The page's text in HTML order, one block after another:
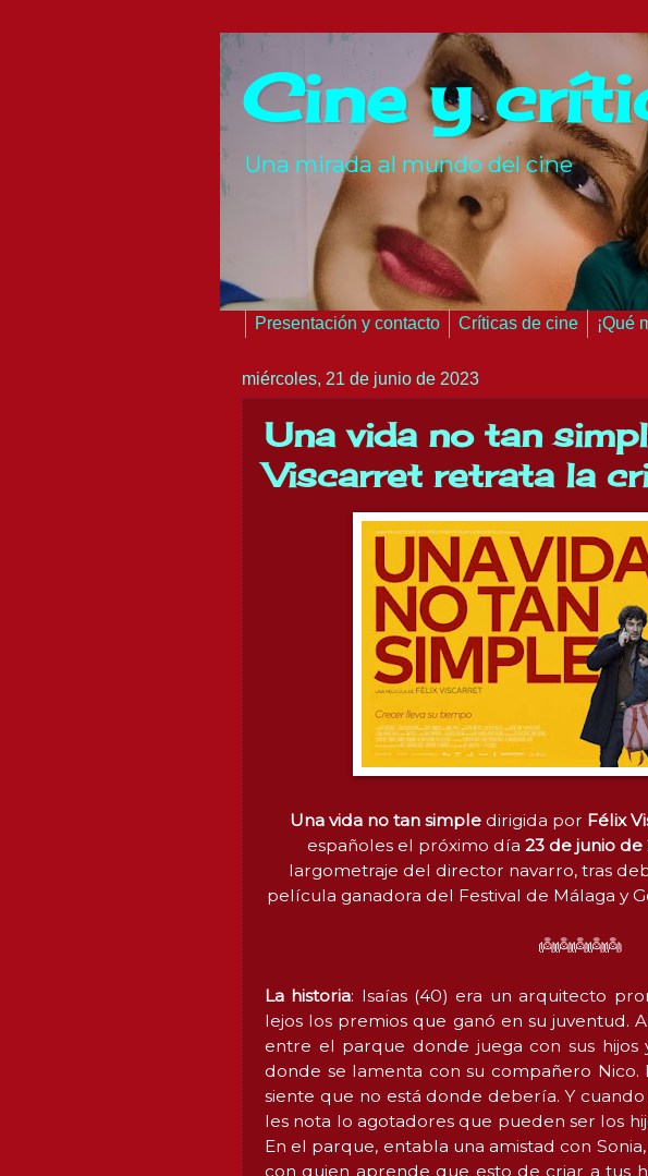
Cine y
Una mirada al mundo del cine
Presentación y contacto Críticas de cine ¡Qué
miércoles, 21 de junio de 2023
Una vida no tan
Viscarret retrata la
Una vida no tan simpledirigida por Félix
españoles el próximo día 23 de junio de
largometraje del director navarro, tras
película ganadora del Festival de Málaga y
👼👼👼👼👼
La historia: Isaías (40) era un arquitecto
lejos los premios que ganó en su juventud.
entre el parque donde juega con sus hijos
donde se lamenta con su compañero Nico.
siente que no está donde debería. Y cuando
les nota lo agotadores que pueden ser los
En el parque, entabla una amistad con
con quien aprende que esto de criar a tus